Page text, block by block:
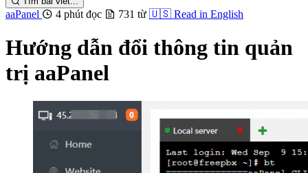
aaPanel 4 phút đọc 731 từ 🇺🇸 Read in English
Hướng dẫn đổi thông tin quản
trị aaPanel